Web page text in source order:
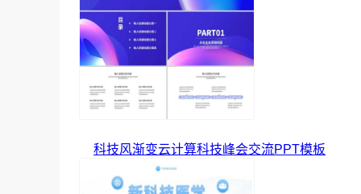
科技风渐变云计算科技峰会交流PPT模板